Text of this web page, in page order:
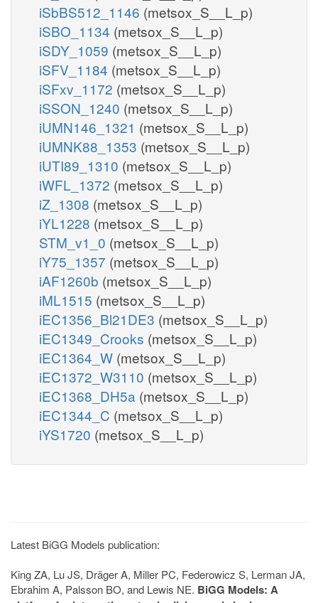
iSbBS512_1146 (metsox_S__L_p)
iSBO_1134 (metsox_S__L_p)
iSDY_1059 (metsox_S__L_p)
iSFV_1184 (metsox_S__L_p)
iSFxv_1172 (metsox_S__L_p)
iSSON_1240 (metsox_S__L_p)
iUMN146_1321 (metsox_S__L_p)
iUMNK88_1353 (metsox_S__L_p)
iUTI89_1310 (metsox_S__L_p)
iWFL_1372 (metsox_S__L_p)
iZ_1308 (metsox_S__L_p)
iYL1228 (metsox_S__L_p)
STM_v1_0 (metsox_S__L_p)
iY75_1357 (metsox_S__L_p)
iAF1260b (metsox_S__L_p)
iML1515 (metsox_S__L_p)
iEC1356_Bl21DE3 (metsox_S__L_p)
iEC1349_Crooks (metsox_S__L_p)
iEC1364_W (metsox_S__L_p)
iEC1372_W3110 (metsox_S__L_p)
iEC1368_DH5a (metsox_S__L_p)
iEC1344_C (metsox_S__L_p)
iYS1720 (metsox_S__L_p)
Latest BiGG Models publication:
King ZA, Lu JS, Dräger A, Miller PC, Federowicz S, Lerman JA,
Ebrahim A, Palsson BO, and Lewis NE. BiGG Models: A